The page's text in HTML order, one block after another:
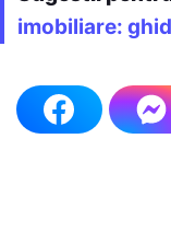
imobiliare: